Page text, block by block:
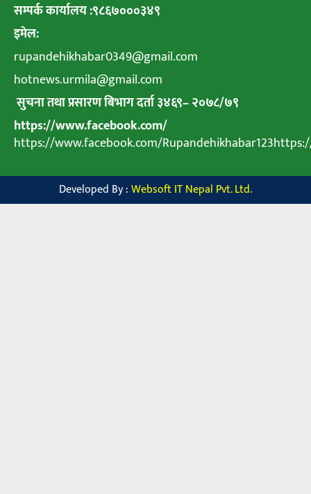
सम्पर्क कार्यालय :९८६७०००३४९
इमेल:
rupandehikhabar0349@gmail.com
hotnews.urmila@gmail.com
सुचना तथा प्रसारण बिभाग दर्ता ३४६९–२०७८/७९
https://www.facebook.com/
https://www.facebook.com/
Developed By :Websoft IT Nepal Pvt. Ltd.